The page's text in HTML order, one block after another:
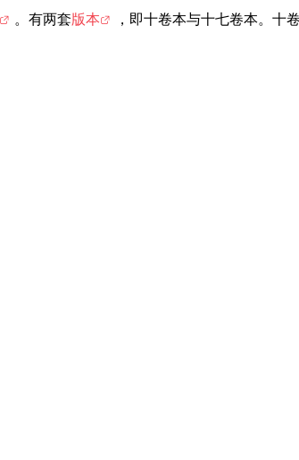
。有两套版本
，即十卷本与十七卷本。十